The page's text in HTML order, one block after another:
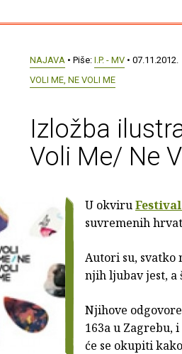
NAJAVA • Piše: I.P. - MV • 07.11.2012.
VOLI ME, NE VOLI ME
Izložba
Voli Me/ Ne
U okviru
suvremenih
Autori su, svatko
njih ljubav jest, a
Njihove
163a u Zagrebu,
će se okupiti